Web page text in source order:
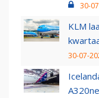
30-
KLM
30-07-